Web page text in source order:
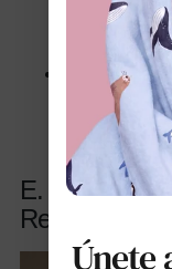
recuerdos
importar la
causa
adoptivo y
E. Para las
Únete